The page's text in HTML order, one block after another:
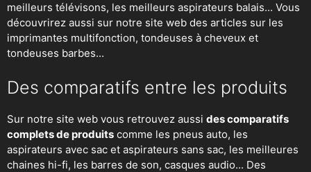
meilleurs télévisons, les meilleurs aspirateurs balais... Vous
découvrirez aussi sur notre site web des articles sur les
imprimantes multifonction, tondeuses à cheveux et
tondeuses barbes...
Des comparatifs entre les produits
Sur notre site web vous retrouvez aussi des comparatifs
complets de produits comme les pneus auto, les
aspirateurs avec sac et aspirateurs sans sac, les meilleures
chaines hi-fi, les barres de son, casques audio... Des